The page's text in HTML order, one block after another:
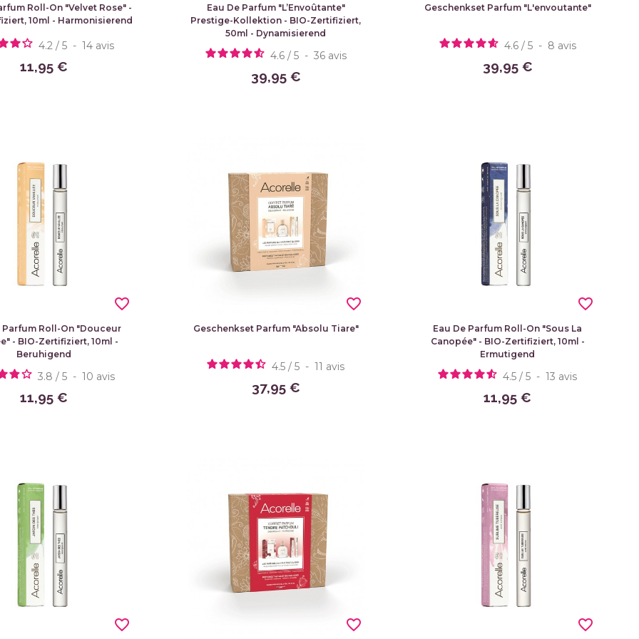
Roll-On "Velvet Rose" -
10ml - Harmonisierend
4.2 / 5 - 14 avis
11,95 €
Eau De Parfum "L’Envoûtante"
Prestige-Kollektion - BIO-Zertifiziert,
50ml - Dynamisierend
4.6 / 5 - 36 avis
39,95 €
Geschenkset Parfum "L'envoutante"
4.6 / 5 - 8 avis
39,95 €
Parfum Roll-On "Douceur
- BIO-Zertifiziert, 10ml -
Beruhigend
3.8 / 5 - 10 avis
11,95 €
favorite_border
Geschenkset Parfum "Absolu Tiare"
4.5 / 5 - 11 avis
37,95 €
favorite_border
Eau De Parfum Roll-On "Sous La
Canopée" - BIO-Zertifiziert, 10ml -
Ermutigend
4.5 / 5 - 13 avis
11,95 €
favorite_border
favorite_border favorite_border favorite_border